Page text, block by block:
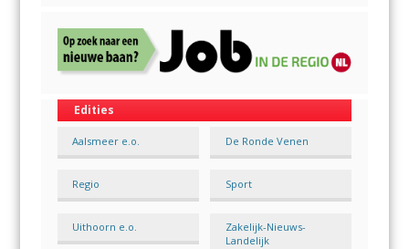
Edities
Aalsmeer e.o. De Ronde Venen
Regio Sport
Uithoorn e.o.
Zakelijk-Nieuws-
Landelijk